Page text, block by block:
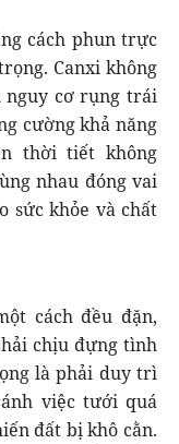
cách phun trực
Canxi không
nguy cơ rụng trái
cường khả năng
thời tiết không
nhau đóng vai
sức khỏe và chất
cách đều đặn,
chịu đựng tình
là phải duy trì
việc tưới quá
đất bị khô cằn.